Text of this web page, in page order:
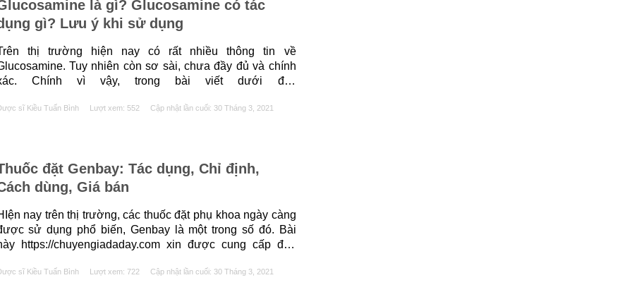
là gì? Glucosamine có tác
gì? Lưu ý khi sử dụng
thị trường hiện nay có rất nhiều thông tin về
Tuy nhiên còn sơ sài, chưa đầy đủ và chính
Chính vì vậy, trong bài viết dưới đây
là thuốc gì? Glucosamine có tác dụng gì?
sĩ Kiều Tuấn Bình Lượt xem: 552 Cập nhật lần cuối: 30 Tháng 3, 2021
đặt Genbay: Tác dụng, Chỉ định,
dùng, Giá bán
nay trên thị trường, các thuốc đặt phụ khoa ngày càng
sử dụng phổ biến, Genbay là một trong số đó. Bài
https://chuyengiadaday.com xin được cung cấp đến
tác dụng gì? Cách sử dụng của Genaby? Mua Genbay ở
sĩ Kiều Tuấn Bình Lượt xem: 722 Cập nhật lần cuối: 30 Tháng 3, 2021